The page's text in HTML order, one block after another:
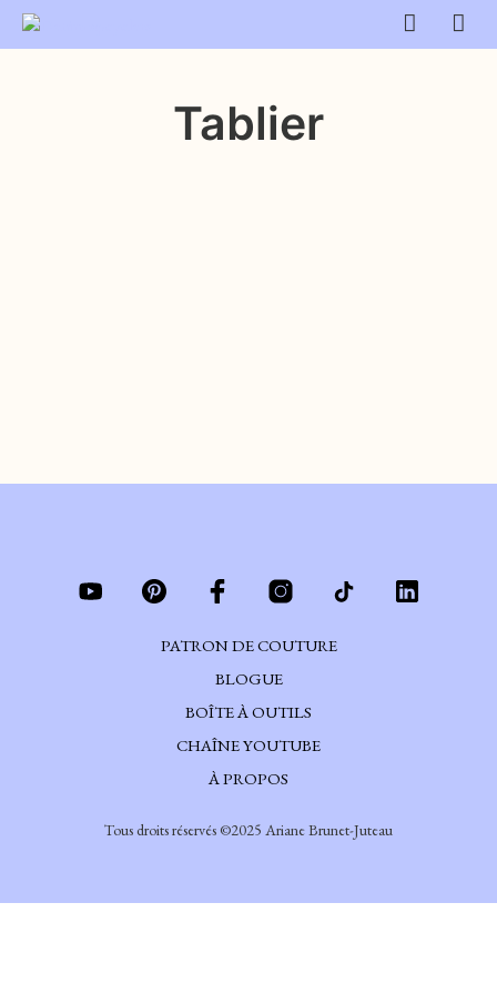
Tablier
PATRON DE COUTURE
BLOGUE
BOÎTE À OUTILS
CHAÎNE YOUTUBE
À PROPOS
Tous droits réservés ©2025 Ariane Brunet-Juteau